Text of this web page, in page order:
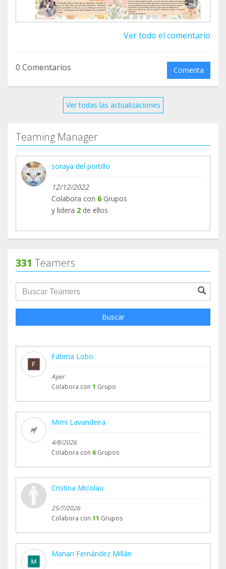
En la newsletter adjunta podéis leer todo el
trabajo realizado. Además, si quieres ir un paso
más allá y ver cómo crece el gatito que ayudas, te
3€ al mes. Recibirás cada mes nuestra newsletter
exclusiva con sus avances. ¡Cada apoyo cuenta!
Escríbenos a bombay@teamtraining.com si estás
Ver todo el comentario
0 Comentarios Comenta
Ver todas las actualizaciones
Teaming Manager
soraya del portillo
12/12/2022
Colabora con 6Grupos
y lidera 2 de ellos
331 Teamers
groupProfile.searchForm.search.text???
Buscar
Fátima Lobo
Ayer
Colabora con 1 Grupo
Mimi Lavandeira
4/8/2026
Colabora con 6 Grupos
Cristina Micolau
25/7/2026
Colabora con 11 Grupos
Marian Fernández Millán